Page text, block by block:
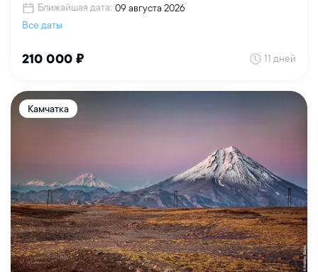
Ближайшая дата: 09 августа 2026
Все даты
210 000 ₽ 11 дней
Камчатка